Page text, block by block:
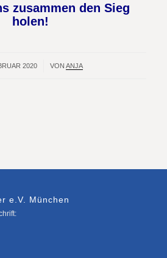
zusammen den Sieg
holen!
2020
/ VON ANJA
e.V. München